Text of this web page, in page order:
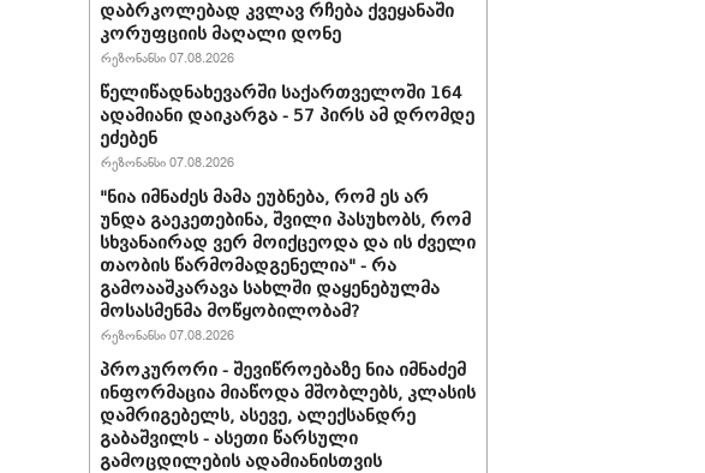
დაბრკოლებად კვლავ რჩება ქვეყანაში
კორუფციის მაღალი დონე
რეზონანსი 07.08.2026
წელიწადნახევარში საქართველოში 164
ადამიანი დაიკარგა - 57 პირს ამ დრომდე
ეძებენ
რეზონანსი 07.08.2026
"ნია იმნაძეს მამა ეუბნება, რომ ეს არ
უნდა გაეკეთებინა, შვილი პასუხობს, რომ
სხვანაირად ვერ მოიქცეოდა და ის ძველი
თაობის წარმომადგენელია" - რა
გამოააშკარავა სახლში დაყენებულმა
მოსასმენმა მოწყობილობამ?
რეზონანსი 07.08.2026
პროკურორი - შევიწროებაზე ნია იმნაძემ
ინფორმაცია მიაწოდა მშობლებს, კლასის
დამრიგებელს, ასევე, ალექსანდრე
გაბაშვილს - ასეთი წარსული
გამოცდილების ადამიანისთვის